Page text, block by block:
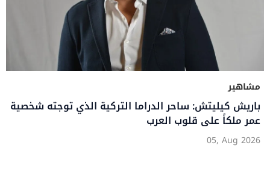
مشاهير
باريش كيليتش: ساحر الدراما التركية الذي توجته شخصية
عمر ملكاً على قلوب العرب
05, Aug 2026